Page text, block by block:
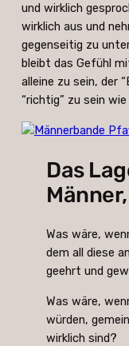
und wirklich
wirklich aus und
gegenseitig zu
bleibt das Gefühl
alleine zu sein, der
“richtig” zu sein
Das
Was wäre,
dem all diese
geehrt und
Was wäre,
würden,
wirklich sind?